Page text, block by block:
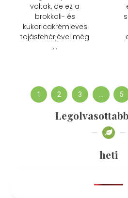
voltak, de ez a
brokkoli- és
kukoricakrémleves
tojásfehérjével még
…
1 2 3 … 5
heti